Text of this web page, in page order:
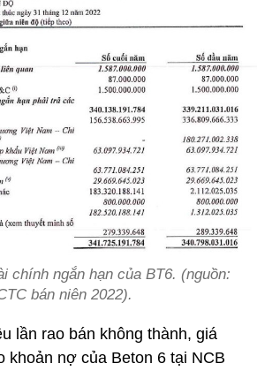
chính ngắn hạn của BT6. (nguồn:
bán niên 2022).
lần rao bán không thành, giá
khoản nợ của Beton 6 tại NCB